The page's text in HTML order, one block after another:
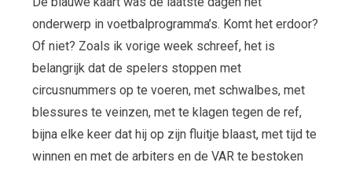
onderwerp in voetbalprogramma’s. Komt het erdoor?
Of niet? Zoals ik vorige week schreef, het is
belangrijk dat de spelers stoppen met
circusnummers op te voeren, met schwalbes, met
blessures te veinzen, met te klagen tegen de ref,
bijna elke keer dat hij op zijn fluitje blaast, met tijd te
winnen en met de arbiters en de VAR te bestoken